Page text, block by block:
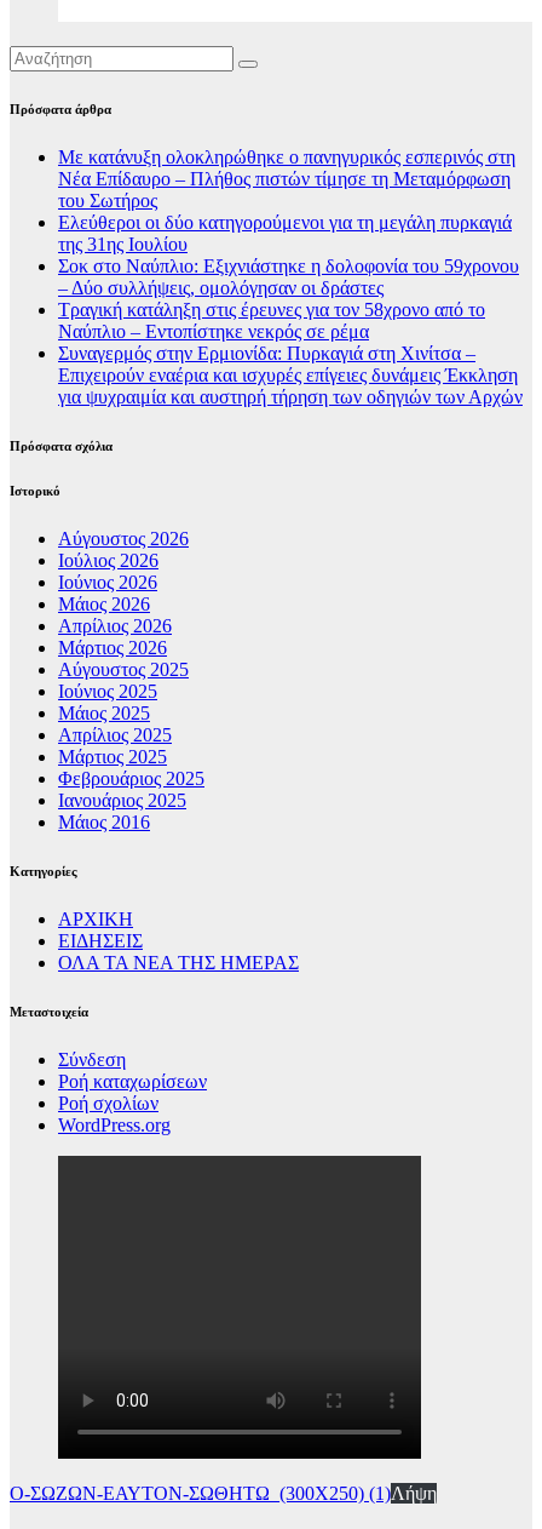
Πρόσφατα άρθρα
Με κατάνυξη ολοκληρώθηκε ο πανηγυρικός εσπερινός στη
Νέα Επίδαυρο – Πλήθος πιστών τίμησε τη Μεταμόρφωση
του Σωτήρος
Ελεύθεροι οι δύο κατηγορούμενοι για τη μεγάλη πυρκαγιά
της 31ης Ιουλίου
Σοκ στο Ναύπλιο: Εξιχνιάστηκε η δολοφονία του 59χρονου
– Δύο συλλήψεις, ομολόγησαν οι δράστες
Τραγική κατάληξη στις έρευνες για τον 58χρονο από το
Ναύπλιο – Εντοπίστηκε νεκρός σε ρέμα
Συναγερμός στην Ερμιονίδα: Πυρκαγιά στη Χινίτσα –
Επιχειρούν εναέρια και ισχυρές επίγειες δυνάμεις Έκκληση
για ψυχραιμία και αυστηρή τήρηση των οδηγιών των Αρχών
Πρόσφατα σχόλια
Ιστορικό
Αύγουστος 2026
Ιούλιος 2026
Ιούνιος 2026
Μάιος 2026
Απρίλιος 2026
Μάρτιος 2026
Αύγουστος 2025
Ιούνιος 2025
Μάιος 2025
Απρίλιος 2025
Μάρτιος 2025
Φεβρουάριος 2025
Ιανουάριος 2025
Μάιος 2016
Kατηγορίες
ΑΡΧΙΚΗ
ΕΙΔΗΣΕΙΣ
ΟΛΑ ΤΑ ΝΕΑ ΤΗΣ ΗΜΕΡΑΣ
Μεταστοιχεία
Σύνδεση
Ροή καταχωρίσεων
Ροή σχολίων
WordPress.org
Ο-ΣΩΖΩΝ-ΕΑΥΤΟΝ-ΣΩΘΗΤΩ_(300Χ250) (1)Λήψη